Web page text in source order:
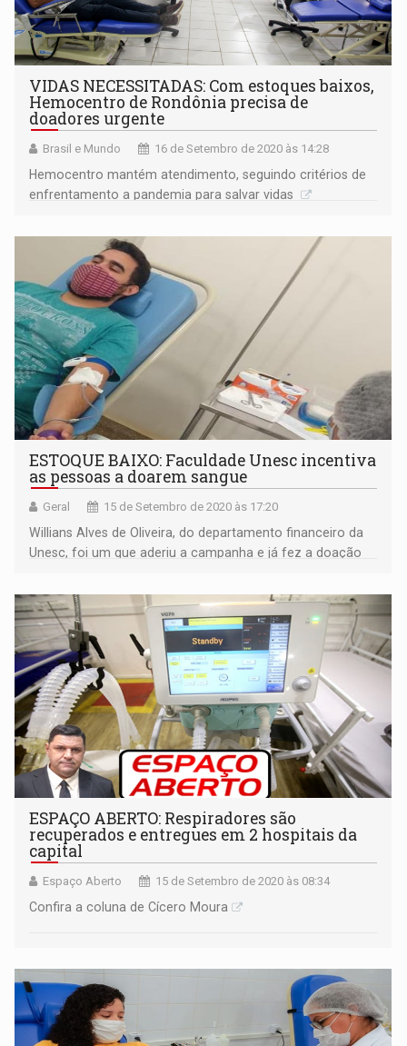
VIDAS NECESSITADAS: Com estoques baixos,
Hemocentro de Rondônia precisa de
doadores urgente
Brasil e Mundo 16 de Setembro de 2020 às 14:28
Hemocentro mantém atendimento, seguindo critérios de
enfrentamento a pandemia para salvar vidas
ESTOQUE BAIXO: Faculdade Unesc incentiva
as pessoas a doarem sangue
Geral 15 de Setembro de 2020 às 17:20
Willians Alves de Oliveira, do departamento financeiro da
Unesc, foi um que aderiu a campanha e já fez a doação
fortalecida.
ESPAÇO ABERTO: Respiradores são
recuperados e entregues em 2 hospitais da
capital
Espaço Aberto 15 de Setembro de 2020 às 08:34
Confira a coluna de Cícero Moura